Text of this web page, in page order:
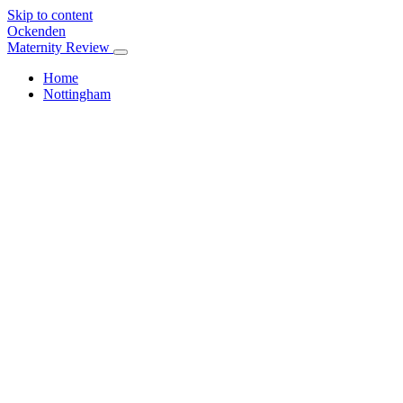
Skip to content
Ockenden
Maternity Review
Home
Nottingham